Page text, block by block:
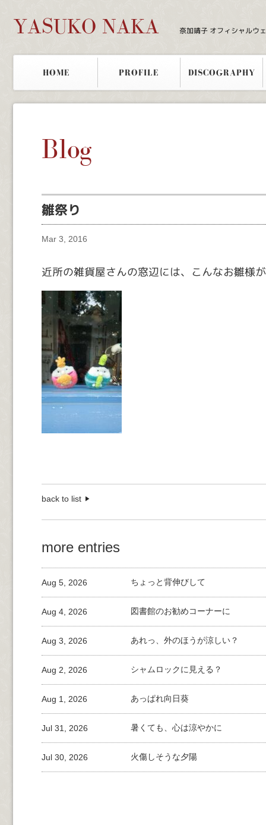
YASUKO NAKA 奈加靖子 オフィシャルウ
HOME PROFILE DISCOGRAPHY
Blog
雛祭り
Mar 3, 2016
近所の雑貨屋さんの窓辺には、こんなお雛様
back to list
more entries
ちょっと背伸びして
Aug 5, 2026
図書館のお勧めコーナーに
Aug 4, 2026
あれっ、外のほうが涼しい？
Aug 3, 2026
シャムロックに見える？
Aug 2, 2026
あっぱれ向日葵
Aug 1, 2026
暑くても、心は涼やかに
Jul 31, 2026
火傷しそうな夕陽
Jul 30, 2026